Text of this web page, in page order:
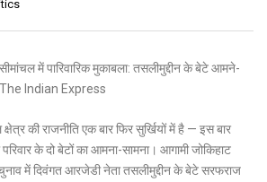
की राजनीति एक बार फिर सुर्खियों में है — इस बार
के दो बेटों का आमना-सामना। आगामी जोकिहाट
में दिवंगत आरजेडी नेता तसलीमुद्दीन के बेटे सरफराज